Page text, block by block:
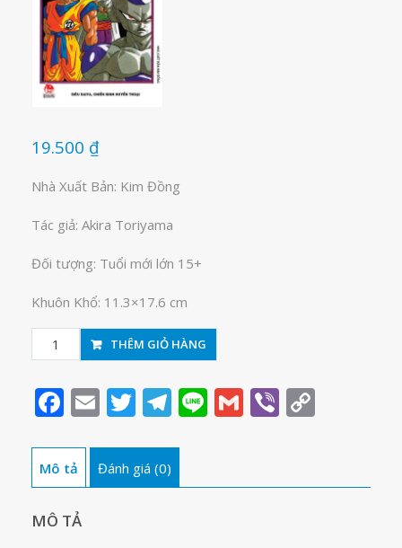
19.500 ₫
Nhà Xuất Bản: Kim Đồng
Tác giả: Akira Toriyama
Đối tượng: Tuổi mới lớn 15+
Khuôn Khổ: 11.3×17.6 cm
Dragon
Ball-
viên
rồng
tập
số
THÊM GIỎ HÀNG
Facebook
EmailTwitter
Telegram
LineGmail
Viber
Mô tả Đánh giá (0)
MÔ TẢ